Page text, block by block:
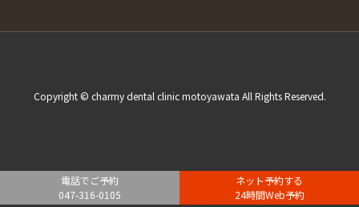
Copyright © charmy dental clinic motoyawata All Rights Reserved.
電話でご予約
047-316-0105
ネット予約する
24時間Web予約